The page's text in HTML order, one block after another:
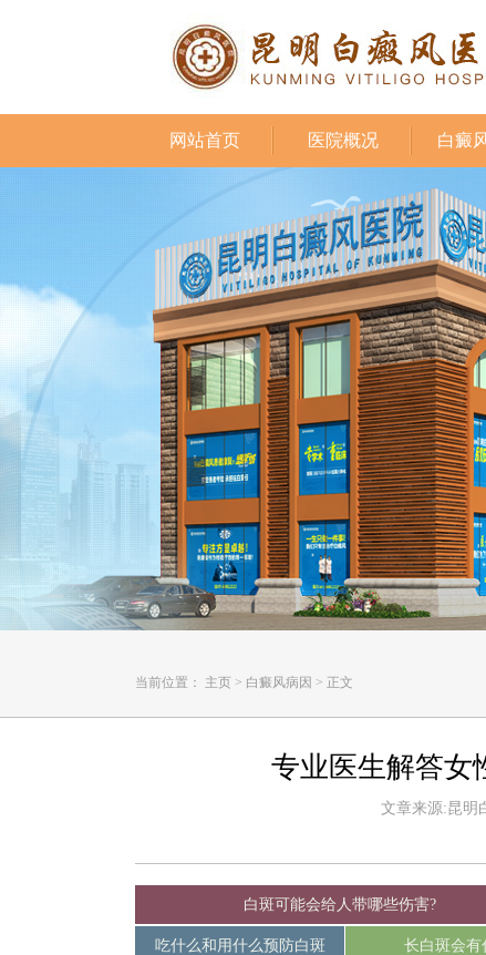
网站首页 医院概况 白癜
当前位置： 主页 > 白癜风病因 > 正文
专业医生解答女
文章来源:昆明
白斑可能会给人带哪些伤害?
吃什么和用什么预防白斑 长白斑会有